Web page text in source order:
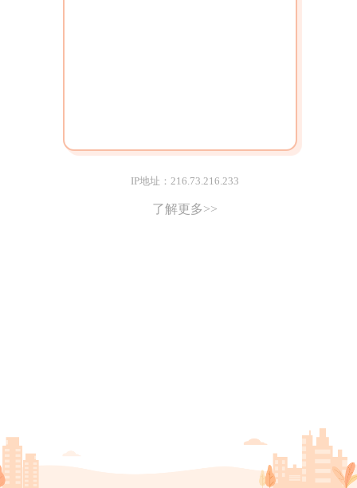
IP地址：216.73.216.233
了解更多>>